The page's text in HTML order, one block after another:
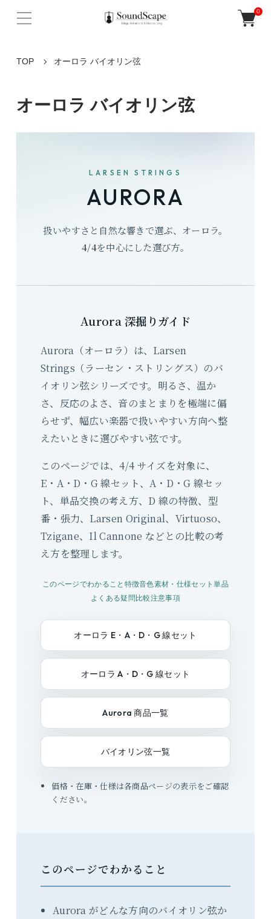
0
TOP オーロラ バイオリン弦
オーロラ バイオリン弦
LARSEN STRINGS
AURORA
扱いやすさと自然な響きで選ぶ、オーロラ。
4/4を中心にした選び方。
Aurora 深掘りガイド
Aurora（オーロラ）は、Larsen
Strings（ラーセン・ストリングス）のバ
イオリン弦シリーズです。明るさ、温か
さ、反応のよさ、音のまとまりを極端に偏
らせず、幅広い楽器で扱いやすい方向へ整
えたいときに選びやすい弦です。
このページでは、4/4 サイズを対象に、
E・A・D・G 線セット、A・D・G 線セッ
ト、単品交換の考え方、D 線の特徴、型
番・張力、Larsen Original、Virtuoso、
Tzigane、Il Cannone などとの比較の考
え方を整理します。
このページでわかること 特徴音色素材・仕様セット単品
よくある疑問比較注意事項
オーロラ E・A・D・G 線セット
オーロラ A・D・G 線セット
Aurora 商品一覧
バイオリン弦一覧
価格・在庫・仕様は各商品ページの表示をご確認
ください。
このページでわかること
Aurora がどんな方向のバイオリン弦か